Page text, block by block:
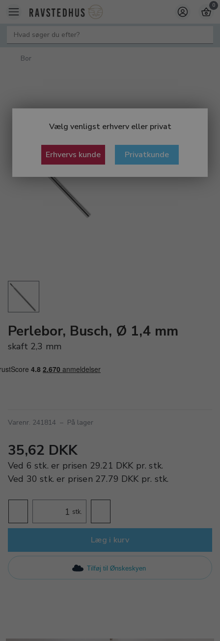
Vælg venligst erhverv eller privat
Erhvervs kunde Privatkunde
0
Bor
Perlebor, Busch, Ø 1,4 mm
skaft 2,3 mm
Varenr. 241814 – På lager
35,62 DKK
Ved 6 stk. er prisen 29.21 DKK pr.stk.
Ved 30 stk. er prisen 27.79 DKK pr. stk.
stk.
Læg i kurv
Tilføj til Ønskeskyen